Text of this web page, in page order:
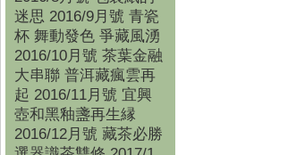
迷思 2016/9月號 青瓷
杯 舞動發色 爭藏風湧
2016/10月號 茶葉金融
大串聯 普洱藏瘋雲再
起 2016/11月號 宜興
壺和黑釉盞再生縁
2016/12月號 藏茶必勝